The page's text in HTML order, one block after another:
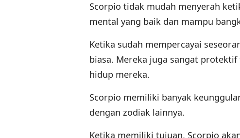
Scorpio tidak mudah menyerah
mental yang baik dan mampu
Ketika sudah mempercayai
biasa. Mereka juga sangat
hidup mereka.
Scorpio memiliki banyak
dengan zodiak lainnya.
Ketika memiliki tujuan, Scorpio